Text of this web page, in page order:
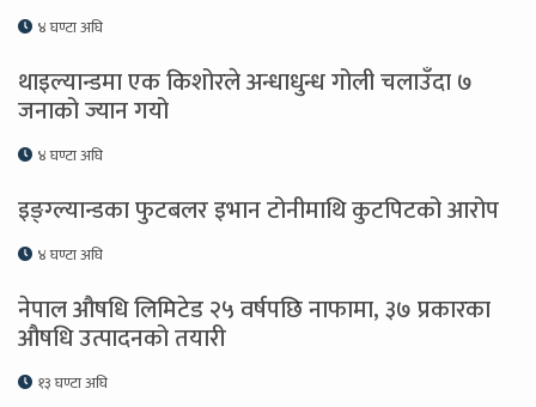
४ घण्टा अघि
थाइल्यान्डमा एक किशोरले अन्धाधुन्ध गोली चलाउँदा ७
जनाको ज्यान गयो
४ घण्टा अघि
इङ्ग्ल्यान्डका फुटबलर इभान टोनीमाथि कुटपिटको आरोप
४ घण्टा अघि
नेपाल औषधि लिमिटेड २५ वर्षपछि नाफामा, ३७ प्रकारका
औषधि उत्पादनको तयारी
१३ घण्टा अघि